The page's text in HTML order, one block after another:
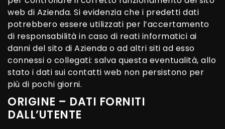
web di Azienda. Si evidenzia che i predetti dati
potrebbero essere utilizzati per l’accertamento
di responsabilità in caso di reati informatici ai
danni del sito di Azienda o ad altri siti ad esso
connessi o collegati: salva questa eventualità, allo
stato i dati sui contatti web non persistono per
più di pochi giorni.
ORIGINE – DATI FORNITI
DALL’UTENTE